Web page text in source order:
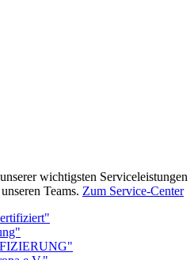
wichtigsten Serviceleistungen
Teams. Zum Service-Center